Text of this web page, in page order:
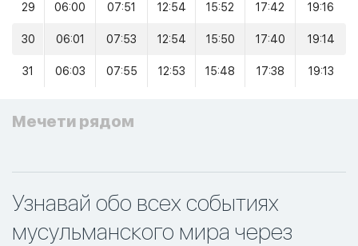
29 06:00 07:51 12:54 15:52 17:42 19:16
30 06:01 07:53 12:54 15:50 17:40 19:14
31 06:03 07:55 12:53 15:48 17:38 19:13
Мечети рядом
Узнавай обо всех событиях
мусульманского мира через